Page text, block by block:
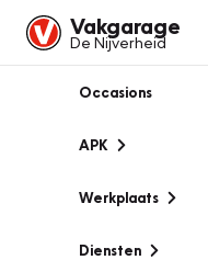
Vakgarage
De Nijverheid
Occasions
APK
Werkplaats
Diensten